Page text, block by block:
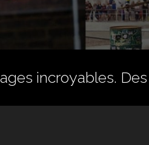
incroyables.